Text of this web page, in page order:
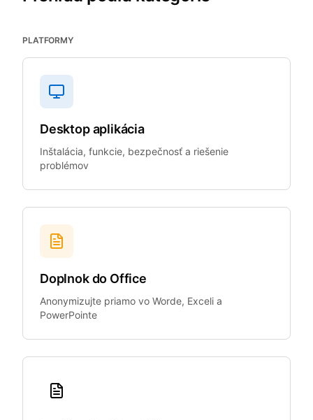
PLATFORMY
Desktop aplikácia
Inštalácia, funkcie, bezpečnosť a riešenie
problémov
Doplnok do Office
Anonymizujte priamo vo Worde, Exceli a
PowerPointe